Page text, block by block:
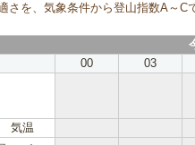
さを、気象条件から登山指数A～C
00 03
気温